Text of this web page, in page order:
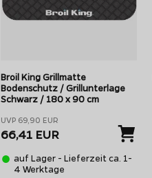
Broil King Grillmatte
Bodenschutz / Grillunterlage
Schwarz / 180 x 90 cm
UVP 69,90 EUR
66,41 EUR
auf Lager - Lieferzeit ca. 1-
4 Werktage